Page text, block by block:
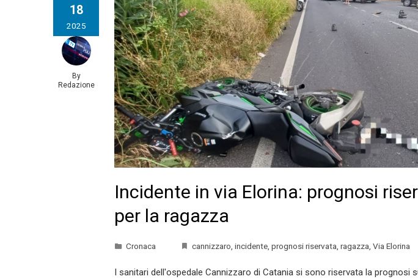
18
2025
By
Redazione
Incidente in via Elorina: prognosi
per la ragazza
Cronaca cannizzaro incidente prognosi riservata ragazza Via Elorina
I sanitari dell'ospedale Cannizzaro di Catania si sono riservata la prognosi